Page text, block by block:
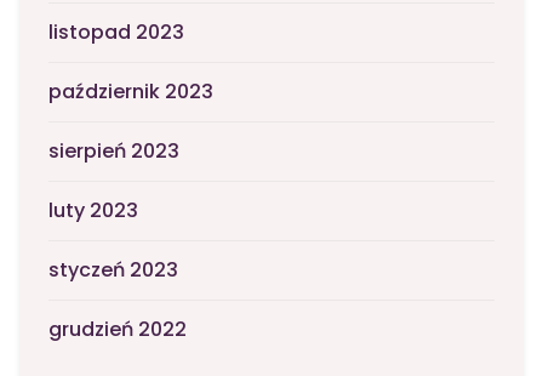
listopad 2023
październik 2023
sierpień 2023
luty 2023
styczeń 2023
grudzień 2022